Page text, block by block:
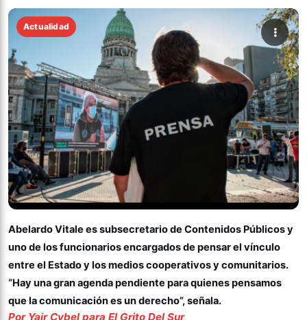
Actualidad
Abelardo Vitale es subsecretario de Contenidos Públicos y
uno de los funcionarios encargados de pensar el vínculo
entre el Estado y los medios cooperativos y comunitarios.
“Hay una gran agenda pendiente para quienes pensamos
que la comunicación es un derecho”, señala.
Por Yair Cybel para El Grito Del Sur